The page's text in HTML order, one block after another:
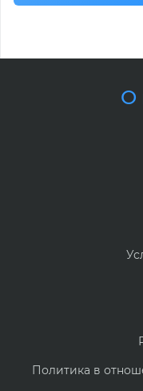
О
Политика в